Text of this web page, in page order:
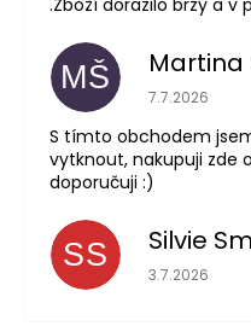
MŠ Martina
Hodnocení
7.7.2026
S tímto obchodem
vytknout, nakupuji zde
doporučuji :)
SS Silvie
Hodnocení
3.7.2026